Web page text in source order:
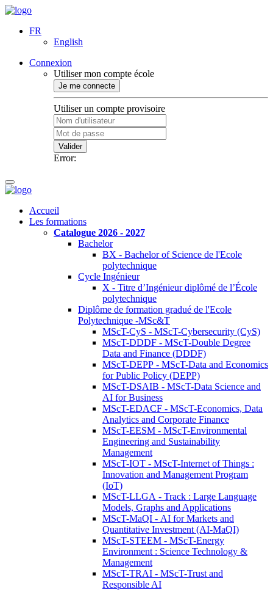
FR
English
Connexion
Utiliser mon compte école
Je me connecte
Utiliser un compte provisoire
Valider
Error:
Accueil
Les formations
Catalogue 2026 - 2027
Bachelor
BX - Bachelor of Science de l'Ecole
polytechnique
Cycle Ingénieur
X - Titre d’Ingénieur diplômé de l’École
polytechnique
Diplôme de formation gradué de l'Ecole
Polytechnique -MSc&T
MScT-CyS - MScT-Cybersecurity (CyS)
MScT-DDDF - MScT-Double Degree
Data and Finance (DDDF)
MScT-DEPP - MScT-Data and Economics
for Public Policy (DEPP)
MScT-DSAIB - MScT-Data Science and
AI for Business
MScT-EDACF - MScT-Economics, Data
Analytics and Corporate Finance
MScT-EESM - MScT-Environmental
Engineering and Sustainability
Management
MScT-IOT - MScT-Internet of Things :
Innovation and Management Program
(IoT)
MScT-LLGA - Track : Large Language
Models, Graphs and Applications
MScT-MaQI - AI for Markets and
Quantitative Investment (AI-MaQI)
MScT-STEEM - MScT-Energy
Environment : Science Technology &
Management
MScT-TRAI - MScT-Trust and
Responsible AI